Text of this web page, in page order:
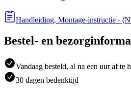
Handleiding, Montage-instructie - (
Bestel- en
Vandaag besteld, al na een uur af
30 dagen bedenktijd